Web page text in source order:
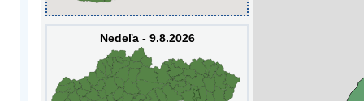
Nedeľa - 9.8.2026